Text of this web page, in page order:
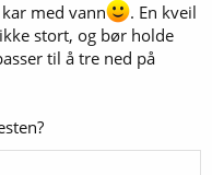
med vann
. En kveil
stort, og bør holde
til å tre ned på